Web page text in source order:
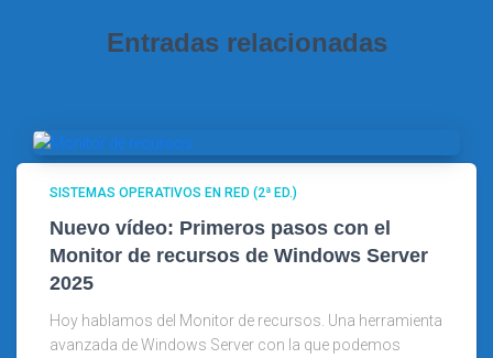
Entradas relacionadas
SISTEMAS OPERATIVOS EN RED (2ª ED.)
Nuevo vídeo: Primeros pasos con el
Monitor de recursos de Windows Server
2025
Hoy hablamos del Monitor de recursos. Una herramienta
avanzada de Windows Server con la que podemos